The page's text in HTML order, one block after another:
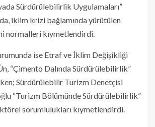
Sürdürülebilirlik Uygulamaları”
iklim krizi bağlamında yürütülen
normalleri kıymetlendirdi.
ise Etraf ve İklim Değişikliği
“Çimento Dalında Sürdürülebilirlik”
Sürdürülebilir Turizm Denetçisi
“Turizm Bölümünde Sürdürülebilirlik”
sorumlulukları kıymetlendirdi.